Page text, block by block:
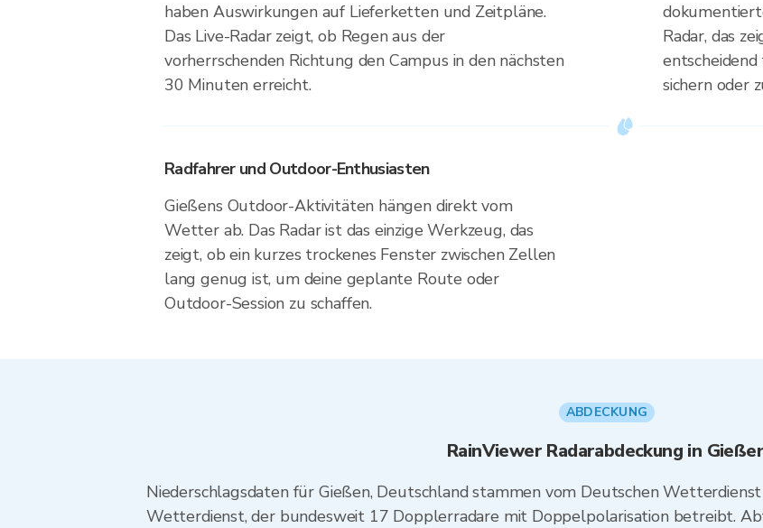
haben Auswirkungen auf Lieferketten und Zeitpläne.
Das Live-Radar zeigt, ob Regen aus der
vorherrschenden Richtung den Campus in den nächsten
30 Minuten erreicht.
Radar, das
sichern oder
Radfahrer und Outdoor-Enthusiasten
Gießens Outdoor-Aktivitäten hängen direkt vom
Wetter ab. Das Radar ist das einzige Werkzeug, das
zeigt, ob ein kurzes trockenes Fenster zwischen Zellen
lang genug ist, um deine geplante Route oder
Outdoor-Session zu schaffen.
ABDECKUNG
RainViewer Radarabdeckung in
Niederschlagsdaten für Gießen, Deutschland stammen vom Deutschen
Wetterdienst, der bundesweit 17 Dopplerradare mit Doppelpolarisation betreibt.